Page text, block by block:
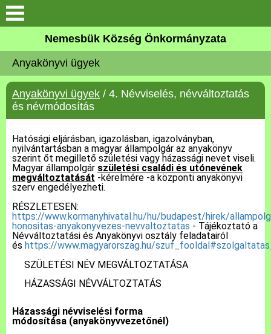
Keresés
Önkormányzat
Közös Önkormányzati
Hivatal
Művelődési ház
Elérhetőség
MAGYAR FALU PROGRAM
Versenyképes Járások
Program
Nemesbük Község Önkormányzata
Anyakönyvi ügyek
Anyakönyvi ügyek / 4. Névviselés, névváltoztatás
és névmódosítás
Hatósági eljárásban, igazolásban, igazolványban,
nyilvántartásban a magyar állampolgár az anyakönyv
szerint őt megillető születési vagy házassági nevet viseli.
Magyar állampolgár születési családi és utónevének
megváltoztatását -kérelmére -a központi anyakönyvi
szerv engedélyezheti.
RÉSZLETESEN:
https://www.kormanyhivatal.hu/hu/budapest/hirek/
honositas-anyakonyvezes-nevvaltoztatas - Tájékoztató a
Névváltoztatási és Anyakönyvi osztály feladatairól
és https://www.magyarorszag.hu/
SZÜLETÉSI NÉV MEGVÁLTOZTATÁSA
HÁZASSÁGI NÉVVÁLTOZTATÁS
Házassági névviselési forma
módosítása (anyakönyvvezetőnél)